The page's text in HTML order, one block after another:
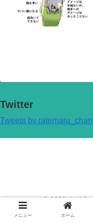
Twitter
Tweets by
© 2020 らて丸
メニュー ホーム